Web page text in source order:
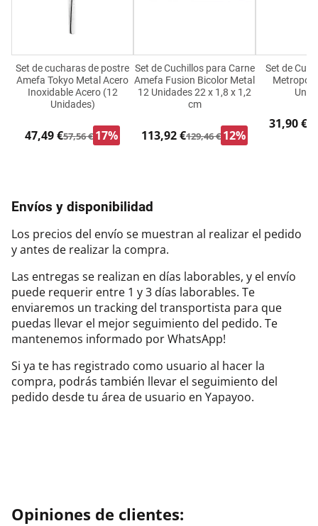
Set de cucharas de postre
Amefa Tokyo Metal Acero
Inoxidable Acero (12
Unidades)
47,49 €57,56 € 17%
Set de Cuchillos para Carne
Amefa Fusion Bicolor Metal
12 Unidades 22 x 1,8 x 1,2
cm
113,92 €129,46 € 12%
Set de
31,90 €
Envíos y disponibilidad
Los precios del envío se muestran al realizar el pedido
y antes de realizar la compra.
Las entregas se realizan en días laborables, y el envío
puede requerir entre 1 y 3 días laborables. Te
enviaremos un tracking del transportista para que
puedas llevar el mejor seguimiento del pedido. Te
mantenemos informado por WhatsApp!
Si ya te has registrado como usuario al hacer la
compra, podrás también llevar el seguimiento del
pedido desde tu área de usuario en Yapayoo.
Opiniones de clientes: